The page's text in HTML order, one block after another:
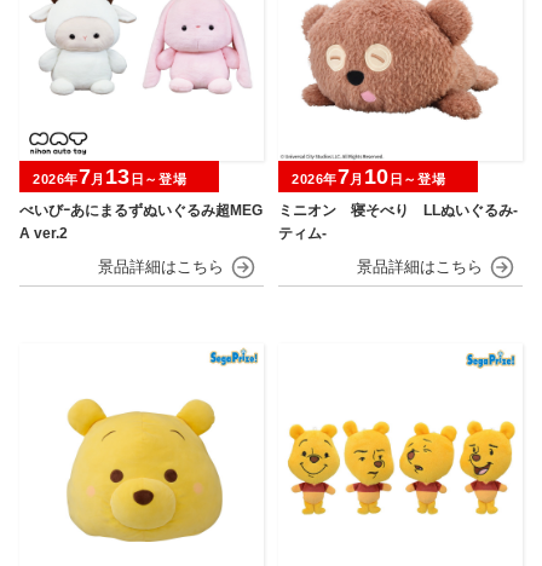
べいびｰあにまるずぬいぐるみ超MEG
A ver.2
2026年7月 13 日～登場
ミニオン 寝そべり LLぬいぐるみ‐
ティム‐
2026年7月 10 日～登場